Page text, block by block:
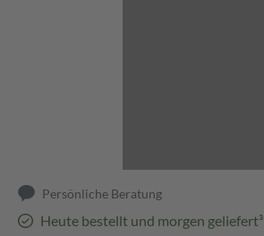
Persönliche Beratung
Heute bestellt und morgen geliefert³